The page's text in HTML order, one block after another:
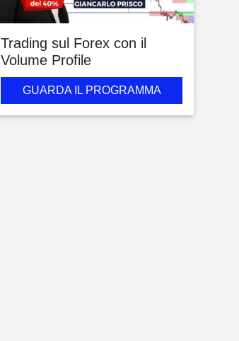
Trading sul Forex con il
Volume Profile
GUARDA IL PROGRAMMA